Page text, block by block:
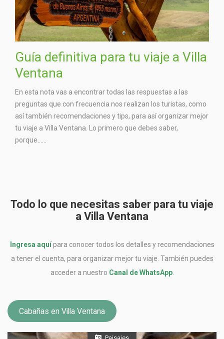
Guía definitiva para tu viaje a Villa
Ventana
En esta nota vas a encontrar todas las respuestas a las
preguntas que con frecuencia nos realizan los turistas, como
así también recomendaciones y tips, para así organizar mejor
tu viaje a Villa Ventana. Lo primero que debes saber,
porque…...
Todo lo que necesitas saber para tu viaje
a Villa Ventana
Ingresa aquípara conocer todos los detalles y recomendaciones
a tener el cuenta, para organizar mejor tu viaje. También puedes
acceder a nuestro Canal de WhatsApp.
Cabañas en Villa Ventana